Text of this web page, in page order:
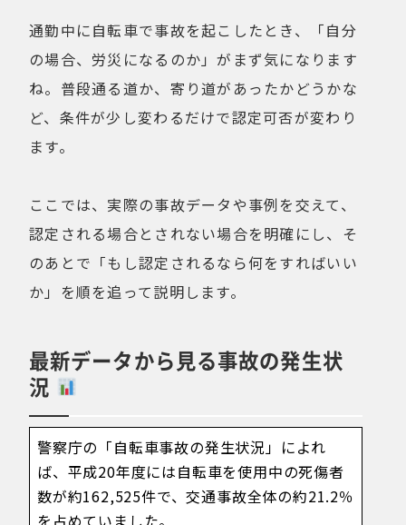
通勤中に自転車で事故を起こしたとき、「自分
の場合、労災になるのか」がまず気になります
ね。普段通る道か、寄り道があったかどうかな
ど、条件が少し変わるだけで認定可否が変わり
ます。
ここでは、実際の事故データや事例を交えて、
認定される場合とされない場合を明確にし、そ
のあとで「もし認定されるなら何をすればいい
か」を順を追って説明します。
最新データから見る事故の発生状
況
警察庁の「自転車事故の発生状況」によれ
ば、平成20年度には自転車を使用中の死傷者
数が約162,525件で、交通事故全体の約21.2％